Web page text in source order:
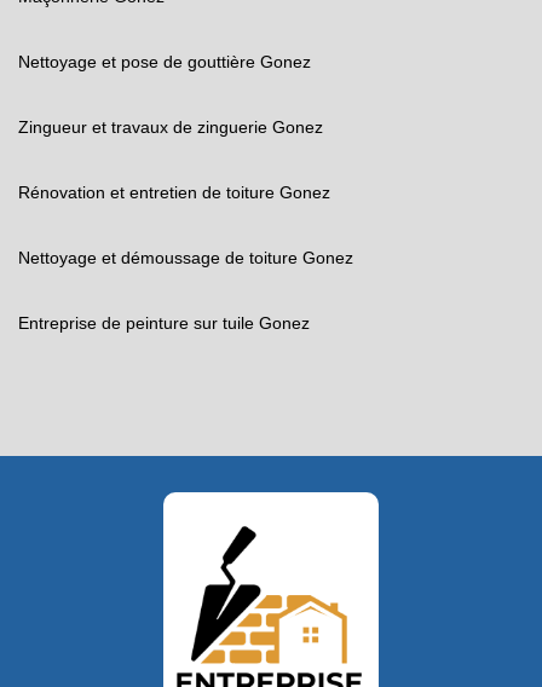
Nettoyage et pose de gouttière Gonez
Zingueur et travaux de zinguerie Gonez
Rénovation et entretien de toiture Gonez
Nettoyage et démoussage de toiture Gonez
Entreprise de peinture sur tuile Gonez